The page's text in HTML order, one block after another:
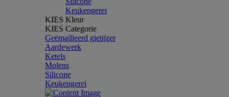
Keukengerei
KIES Kleur
KIES Categorie
Geëmailleerd gietijzer
Aardewerk
Ketels
Molens
Silicone
Keukengerei